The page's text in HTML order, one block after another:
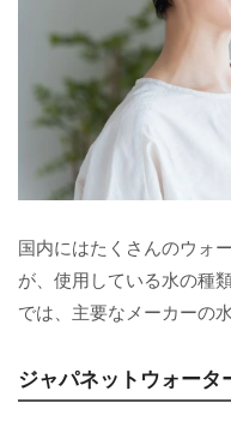
国内にはたくさんのウォ
が、使用している水の種
では、主要なメーカーの
ジャパネットウォータ